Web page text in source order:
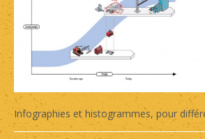
Infographies et histogrammes, pour